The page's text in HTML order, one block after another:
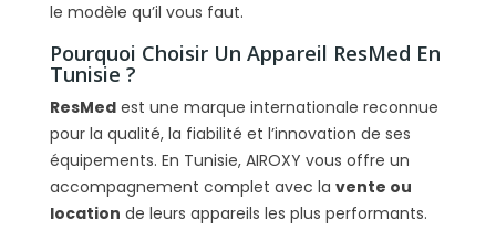
le modèle qu’il vous faut.
Pourquoi Choisir Un Appareil ResMed En
Tunisie ?
ResMed est une marque internationale reconnue
pour la qualité, la fiabilité et l’innovation de ses
équipements. En Tunisie, AIROXY vous offre un
accompagnement complet avec la vente ou
location de leurs appareils les plus performants.